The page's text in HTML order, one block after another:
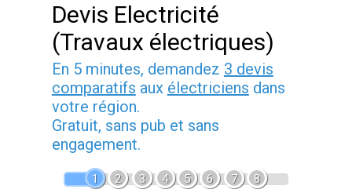
Devis Electricité
(Travaux électriques)
En 5 minutes, demandez 3 devis
comparatifs aux électriciens dans
votre région.
Gratuit, sans pub et sans
engagement.
1 2 3 4 5 6 7 8